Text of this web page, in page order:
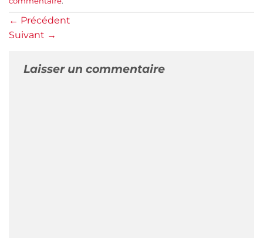
← Précédent
Suivant →
Laisser un commentaire